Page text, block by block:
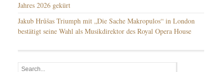
Jahres 2026 gekürt
Jakub Hrůšas Triumph mit „Die Sache Makropulos“ in London
bestätigt seine Wahl als Musikdirektor des Royal Opera House